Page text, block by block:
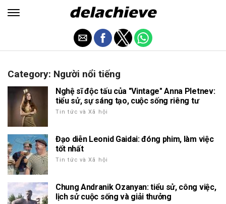
Category: Người nổi tiếng
Nghệ sĩ độc tấu của "Vintage" Anna Pletnev:
tiểu sử, sự sáng tạo, cuộc sống riêng tư
Tin tức và Xã hội
Đạo diễn Leonid Gaidai: đóng phim, làm việc
tốt nhất
Tin tức và Xã hội
Chung Andranik Ozanyan: tiểu sử, công việc,
lịch sử cuộc sống và giải thưởng